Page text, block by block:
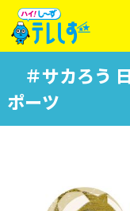
＃サカろう
ポーツ